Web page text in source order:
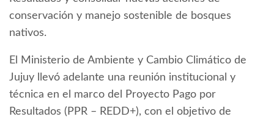
conservación y manejo sostenible de bosques
nativos.
El Ministerio de Ambiente y Cambio Climático de
Jujuy llevó adelante una reunión institucional y
técnica en el marco del Proyecto Pago por
Resultados (PPR – REDD+), con el objetivo de